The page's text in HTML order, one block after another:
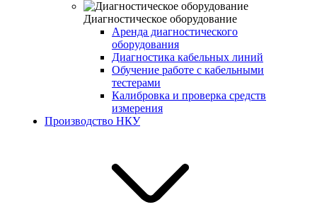
Диагностическое оборудование
Аренда диагностического
оборудования
Диагностика кабельных линий
Обучение работе с кабельными
тестерами
Калибровка и проверка средств
измерения
Производство НКУ